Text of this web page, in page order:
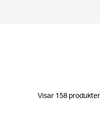
Visar 158 produkter